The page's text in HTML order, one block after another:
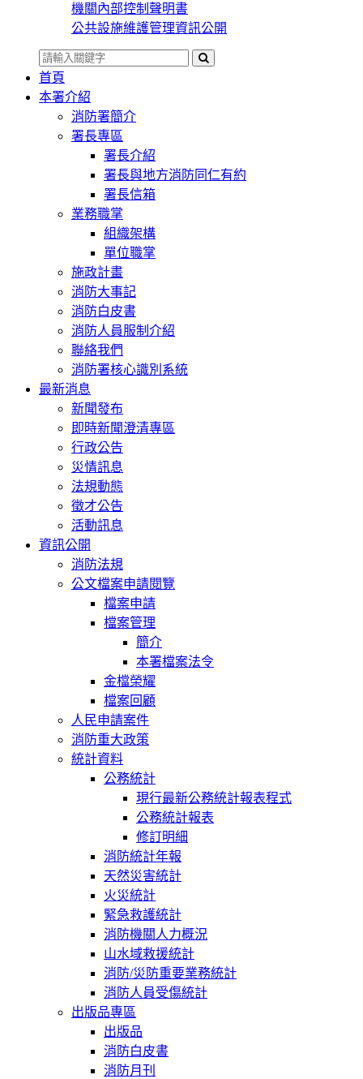
機關內部控制聲明書
公共設施維護管理資訊公開
首頁
本署介紹
消防署簡介
署長專區
署長介紹
署長與地方消防同仁有約
署長信箱
業務職掌
組織架構
單位職掌
施政計畫
消防大事記
消防白皮書
消防人員服制介紹
聯絡我們
消防署核心識別系統
最新消息
新聞發布
即時新聞澄清專區
行政公告
災情訊息
法規動態
徵才公告
活動訊息
資訊公開
消防法規
公文檔案申請閱覽
檔案申請
檔案管理
簡介
本署檔案法令
金檔榮耀
檔案回顧
人民申請案件
消防重大政策
統計資料
公務統計
現行最新公務統計報表程式
公務統計報表
修訂明細
消防統計年報
天然災害統計
火災統計
緊急救護統計
消防機關人力概況
山水域救援統計
消防/災防重要業務統計
消防人員受傷統計
出版品專區
出版品
消防白皮書
消防月刊